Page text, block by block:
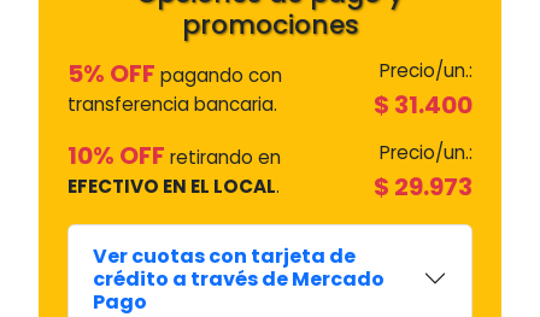
promociones
5% OFF pagando con
transferencia bancaria.
Precio/un.:
$ 31.400
10% OFF retirando en
EFECTIVO EN EL LOCAL.
Precio/un.:
$ 29.973
Ver cuotas con tarjeta de
crédito a través de Mercado
Pago